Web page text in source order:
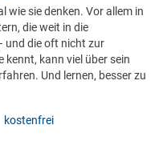
wie sie denken. Vor allem in
die weit in die
und die oft nicht zur
kennt, kann viel über sein
Und lernen, besser zu
kostenfrei